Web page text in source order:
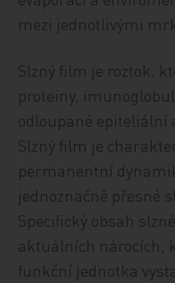
mezi jednotlivými
Slzný film je roztok,
proteiny,
odloupané epiteliální
Slzný film je
permanentní
jednoznačně přesné
Specifický obsah
aktuálních nárocích,
funkční jednotka